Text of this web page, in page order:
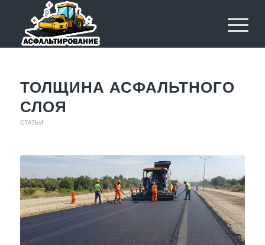
ТОЛЩИНА АСФАЛЬТНОГО
СЛОЯ
СТАТЬИ